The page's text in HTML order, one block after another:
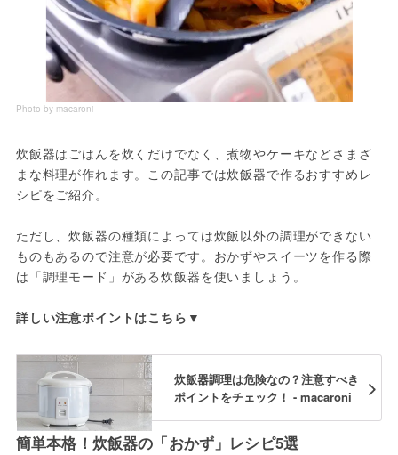
Photo by macaroni
炊飯器はごはんを炊くだけでなく、煮物やケーキなどさまざ
まな料理が作れます。この記事では炊飯器で作るおすすめレ
シピをご紹介。
ただし、炊飯器の種類によっては炊飯以外の調理ができない
ものもあるので注意が必要です。おかずやスイーツを作る際
は「調理モード」がある炊飯器を使いましょう。
詳しい注意ポイントはこちら▼
炊飯器調理は危険なの？注意すべき
ポイントをチェック！ - macaroni
簡単本格！炊飯器の「おかず」レシピ5選